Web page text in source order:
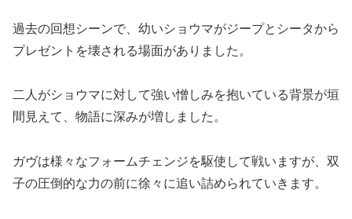
過去の回想シーンで、幼いショウマがジープとシータから
プレゼントを壊される場面がありました。
二人がショウマに対して強い憎しみを抱いている背景が垣
間見えて、物語に深みが増しました。
ガヴは様々なフォームチェンジを駆使して戦いますが、双
子の圧倒的な力の前に徐々に追い詰められていきます。